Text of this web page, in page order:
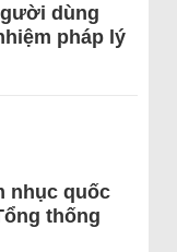
dùng
pháp lý
nhục quốc
thống